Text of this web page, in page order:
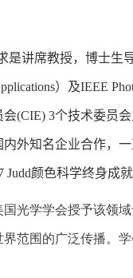
是讲席教授，博士生
）及IEEE
会(CIE) 3个技术委员
外知名企业合作，
Judd颜色科学终身成
国光学学会授予该领
范围的广泛传播。